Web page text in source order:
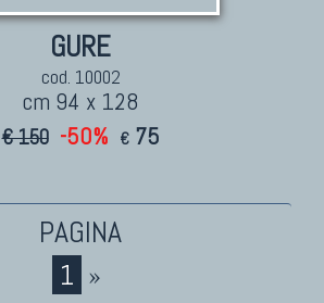
GURE
cod. 10002
cm 94 x 128
€ 150 -50% € 75
1 »